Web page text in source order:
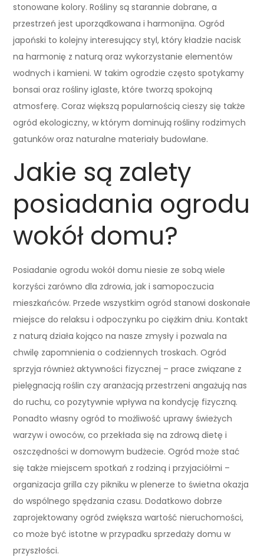
stonowane kolory. Rośliny są starannie dobrane, a
przestrzeń jest uporządkowana i harmonijna. Ogród
japoński to kolejny interesujący styl, który kładzie nacisk
na harmonię z naturą oraz wykorzystanie elementów
wodnych i kamieni. W takim ogrodzie często spotykamy
bonsai oraz rośliny iglaste, które tworzą spokojną
atmosferę. Coraz większą popularnością cieszy się także
ogród ekologiczny, w którym dominują rośliny rodzimych
gatunków oraz naturalne materiały budowlane.
Jakie są zalety
posiadania ogrodu
wokół domu?
Posiadanie ogrodu wokół domu niesie ze sobą wiele
korzyści zarówno dla zdrowia, jak i samopoczucia
mieszkańców. Przede wszystkim ogród stanowi doskonałe
miejsce do relaksu i odpoczynku po ciężkim dniu. Kontakt
z naturą działa kojąco na nasze zmysły i pozwala na
chwilę zapomnienia o codziennych troskach. Ogród
sprzyja również aktywności fizycznej – prace związane z
pielęgnacją roślin czy aranżacją przestrzeni angażują nas
do ruchu, co pozytywnie wpływa na kondycję fizyczną.
Ponadto własny ogród to możliwość uprawy świeżych
warzyw i owoców, co przekłada się na zdrową dietę i
oszczędności w domowym budżecie. Ogród może stać
się także miejscem spotkań z rodziną i przyjaciółmi –
organizacja grilla czy pikniku w plenerze to świetna okazja
do wspólnego spędzania czasu. Dodatkowo dobrze
zaprojektowany ogród zwiększa wartość nieruchomości,
co może być istotne w przypadku sprzedaży domu w
przyszłości.